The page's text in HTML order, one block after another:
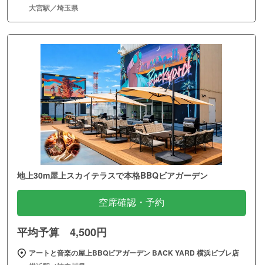
大宮駅／埼玉県
地上30m屋上スカイテラスで本格BBQビアガーデン
空席確認・予約
平均予算 4,500円
アートと音楽の屋上BBQビアガーデン BACK YARD 横浜ビブレ店